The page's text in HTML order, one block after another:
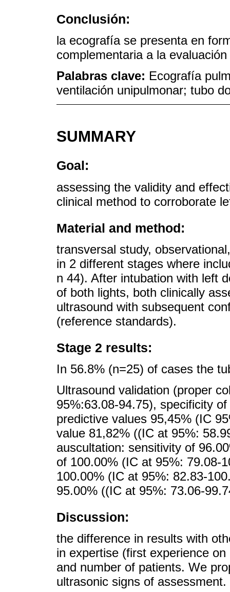
Conclusión:
la ecografía se presenta en
complementaria a la
Palabras clave: Ecografía
ventilación unipulmonar; tubo
SUMMARY
Goal:
assessing the validity and
clinical method to corroborate
Material and method:
transversal study,
in 2 different stages where
n 44). After intubation with left
of both lights, both clinically
ultrasound with subsequent
(reference standards).
Stage 2 results:
In 56.8% (n=25) of cases the
Ultrasound validation (proper
95%:63.08-94.75), specificity
predictive values 95,45% (IC
value 81,82% ((IC at 95%:
auscultation: sensitivity of
of 100.00% (IC at 95%: 79.08-
100.00% (IC at 95%: 82.83-
95.00% ((IC at 95%: 73.06-
Discussion:
the difference in results with
in expertise (first experience
and number of patients. We
ultrasonic signs of assessment.